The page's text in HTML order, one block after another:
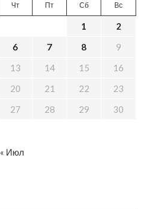
Чт Пт Сб Вс
1
2
6 7 8
9
13 14 15
16
20 21 22
23
27 28 29
30
« Июл